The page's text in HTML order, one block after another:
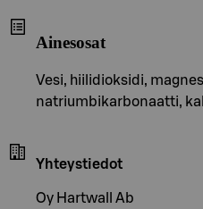
Ainesosat
Vesi, hiilidioksidi,
natriumbikarbonaatti,
Yhteystiedot
Oy Hartwall Ab